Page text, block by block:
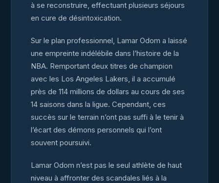
à se reconstruire, effectuant plusieurs séjours
en cure de désintoxication.
Sur le plan professionnel, Lamar Odom a laissé
une empreinte indélébile dans l’histoire de la
NBA. Remportant deux titres de champion
avec les Los Angeles Lakers, il a accumulé
près de 114 millions de dollars au cours de ses
14 saisons dans la ligue. Cependant, ces
succès sur le terrain n’ont pas suffi à le tenir à
l’écart des démons personnels qui l’ont
souvent poursuivi.
Lamar Odom n’est pas le seul athlète de haut
niveau à affronter des scandales liés à la